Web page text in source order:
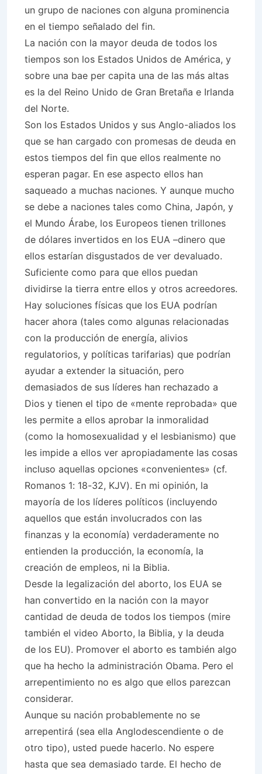
un grupo de naciones con alguna prominencia
en el tiempo señalado del fin.
La nación con la mayor deuda de todos los
tiempos son los Estados Unidos de América, y
sobre una bae per capita una de las más altas
es la del Reino Unido de Gran Bretaña e Irlanda
del Norte.
Son los Estados Unidos y sus Anglo-aliados los
que se han cargado con promesas de deuda en
estos tiempos del fin que ellos realmente no
esperan pagar. En ese aspecto ellos han
saqueado a muchas naciones. Y aunque mucho
se debe a naciones tales como China, Japón, y
el Mundo Árabe, los Europeos tienen trillones
de dólares invertidos en los EUA –dinero que
ellos estarían disgustados de ver devaluado.
Suficiente como para que ellos puedan
dividirse la tierra entre ellos y otros acreedores.
Hay soluciones físicas que los EUA podrían
hacer ahora (tales como algunas relacionadas
con la producción de energía, alivios
regulatorios, y políticas tarifarias) que podrían
ayudar a extender la situación, pero
demasiados de sus líderes han rechazado a
Dios y tienen el tipo de «mente reprobada» que
les permite a ellos aprobar la inmoralidad
(como la homosexualidad y el lesbianismo) que
les impide a ellos ver apropiadamente las cosas
incluso aquellas opciones «convenientes» (cf.
Romanos 1: 18-32, KJV). En mi opinión, la
mayoría de los líderes políticos (incluyendo
aquellos que están involucrados con las
finanzas y la economía) verdaderamente no
entienden la producción, la economía, la
creación de empleos, ni la Biblia.
Desde la legalización del aborto, los EUA se
han convertido en la nación con la mayor
cantidad de deuda de todos los tiempos (mire
también el video Aborto, la Biblia, y la deuda
de los EU). Promover el aborto es también algo
que ha hecho la administración Obama. Pero el
arrepentimiento no es algo que ellos parezcan
considerar.
Aunque su nación probablemente no se
arrepentirá (sea ella Anglodescendiente o de
otro tipo), usted puede hacerlo. No espere
hasta que sea demasiado tarde. El hecho de